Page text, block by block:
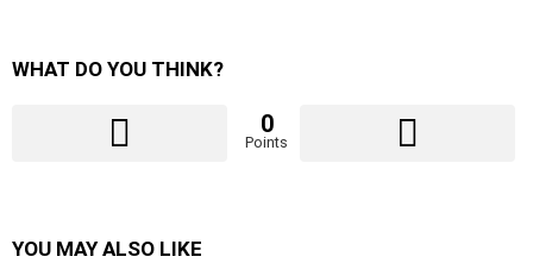
WHAT DO YOU THINK?
0
Points
YOU MAY ALSO LIKE